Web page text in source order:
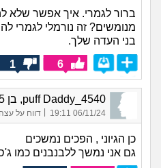
ברור לגמרי. איך אפשר שלא
מנומשים? זה נורמלי לגמרי
בני העדה שלך.
6
1
puff Daddy_4540, בן 55, אורח
06/11/24 19:11
| דווח על עצה
כן הגיוני , הפכים נמשכים
גם אני נמשך ללבנבנים כמו